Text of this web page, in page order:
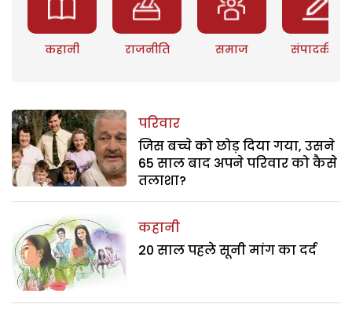
कहानी राजनीति समाज संपादकीय
परिवार
जिस बच्चे को छोड़ दिया गया, उसने
65 साल बाद अपने परिवार को कैसे
तलाशा?
कहानी
20 साल पहले सूनी मांग का दर्द